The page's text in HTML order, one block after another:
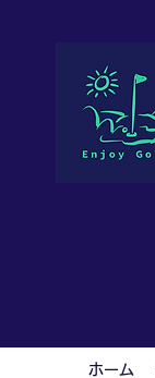
ホーム